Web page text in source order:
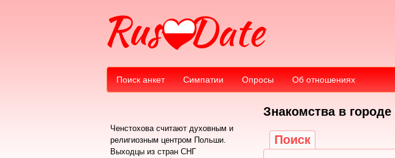
Поиск анкет Симпатии Опросы Об отношениях
Ченстохова считают духовным и
религиозным центром Польши.
Выходцы из стран СНГ
Знакомства в
Поиск